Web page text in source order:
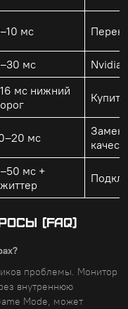
мс
мс Nvidia
мс нижний
мс
мс +
(FAQ)
проблемы. Монитор
внутреннюю
Mode, может